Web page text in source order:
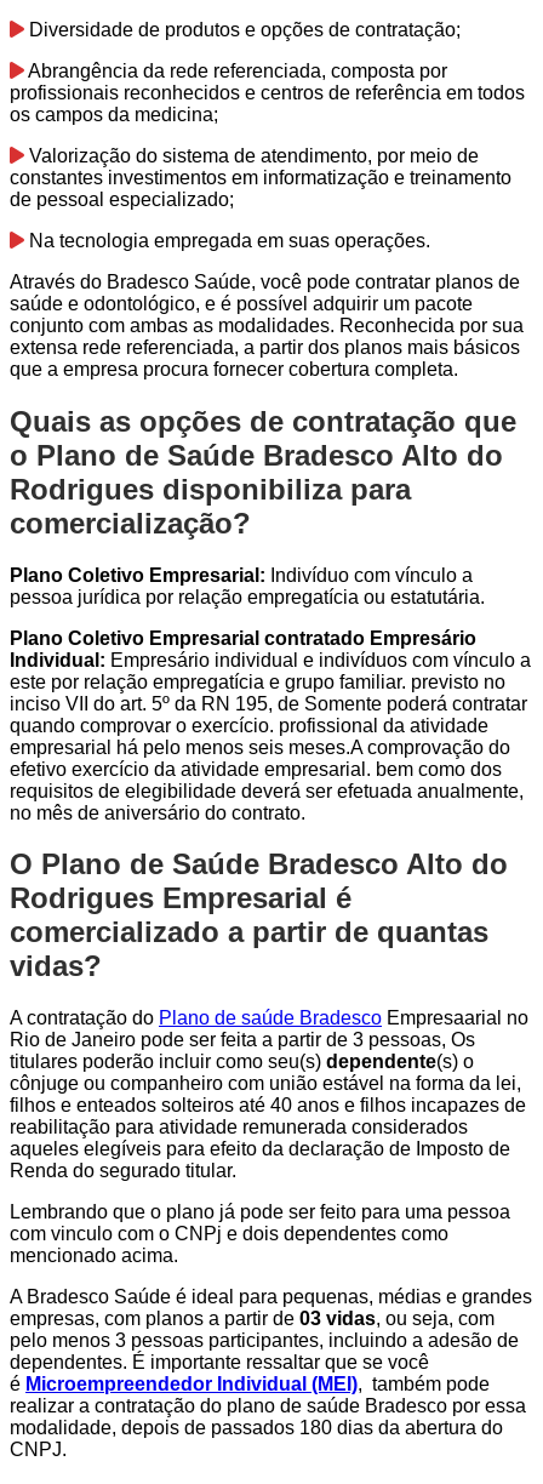
Diversidade de produtos e opções de contratação;
Abrangência da rede referenciada, composta por
profissionais reconhecidos e centros de referência em todos
os campos da medicina;
Valorização do sistema de atendimento, por meio de
constantes investimentos em informatização e treinamento
de pessoal especializado;
Na tecnologia empregada em suas operações.
Através do Bradesco Saúde, você pode contratar planos de
saúde e odontológico, e é possível adquirir um pacote
conjunto com ambas as modalidades. Reconhecida por sua
extensa rede referenciada, a partir dos planos mais básicos
que a empresa procura fornecer cobertura completa.
Quais as opções de contratação que
o Plano de Saúde Bradesco Alto do
Rodrigues disponibiliza para
comercialização?
Plano Coletivo Empresarial: Indivíduo com vínculo a
pessoa jurídica por relação empregatícia ou estatutária.
Plano Coletivo Empresarial contratado Empresário
Individual: Empresário individual e indivíduos com vínculo a
este por relação empregatícia e grupo familiar. previsto no
inciso VII do art. 5º da RN 195, de Somente poderá contratar
quando comprovar o exercício. profissional da atividade
empresarial há pelo menos seis meses.A comprovação do
efetivo exercício da atividade empresarial. bem como dos
requisitos de elegibilidade deverá ser efetuada anualmente,
no mês de aniversário do contrato.
O Plano de Saúde Bradesco Alto do
Rodrigues Empresarial é
comercializado a partir de quantas
vidas?
A contratação do Plano de saúde Bradesco Empresaarial no
Rio de Janeiro pode ser feita a partir de 3 pessoas, Os
titulares poderão incluir como seu(s) dependente(s) o
cônjuge ou companheiro com união estável na forma da lei,
filhos e enteados solteiros até 40 anos e filhos incapazes de
reabilitação para atividade remunerada considerados
aqueles elegíveis para efeito da declaração de Imposto de
Renda do segurado titular.
Lembrando que o plano já pode ser feito para uma pessoa
com vinculo com o CNPj e dois dependentes como
mencionado acima.
A Bradesco Saúde é ideal para pequenas, médias e grandes
empresas, com planos a partir de 03 vidas, ou seja, com
pelo menos 3 pessoas participantes, incluindo a adesão de
dependentes. É importante ressaltar que se você
é Microempreendedor Individual (MEI), também pode
realizar a contratação do plano de saúde Bradesco por essa
modalidade, depois de passados 180 dias da abertura do
CNPJ.